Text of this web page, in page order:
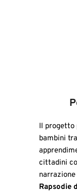
Il progetto
bambini
cittadini
Rapsodie